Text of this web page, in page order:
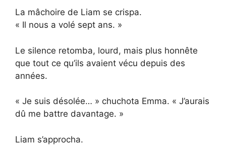
La mâchoire de Liam se crispa.
« Il nous a volé sept ans. »
Le silence retomba, lourd, mais plus honnête
que tout ce qu’ils avaient vécu depuis des
années.
« Je suis désolée… » chuchota Emma. « J’aurais
dû me battre davantage. »
Liam s’approcha.